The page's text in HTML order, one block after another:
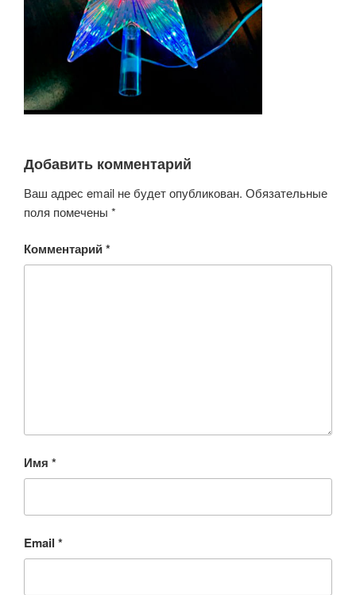
Добавить комментарий
Ваш адрес email не будет опубликован. Обязательные
поля помечены *
Комментарий*
Имя *
Email *